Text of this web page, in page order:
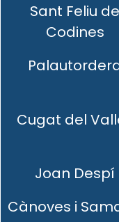
Sant Feliu de
Codines
Cugat del
Joan Despí
Cànoves i